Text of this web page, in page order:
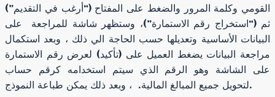
القومي وكلمة المرور والضغط على المفتاح (“أرغب في التقديم”)
ثم (“استخراج رقم الاستمارة”)، وستظهر شاشة للمراجعة على
البيانات الأساسية وتعديلها حسب الحاجة الي ذلك ، وبعد استكمال
مراجعة البيانات يضغط العميل على (تأكيد) لعرض رقم الاستمارة
على الشاشة وهو الرقم الذي سيتم استخدامه كرقم حساب
لتحويل جميع المبالغ المالية. ، وبعد ذلك يمكن طباعة النموذج.